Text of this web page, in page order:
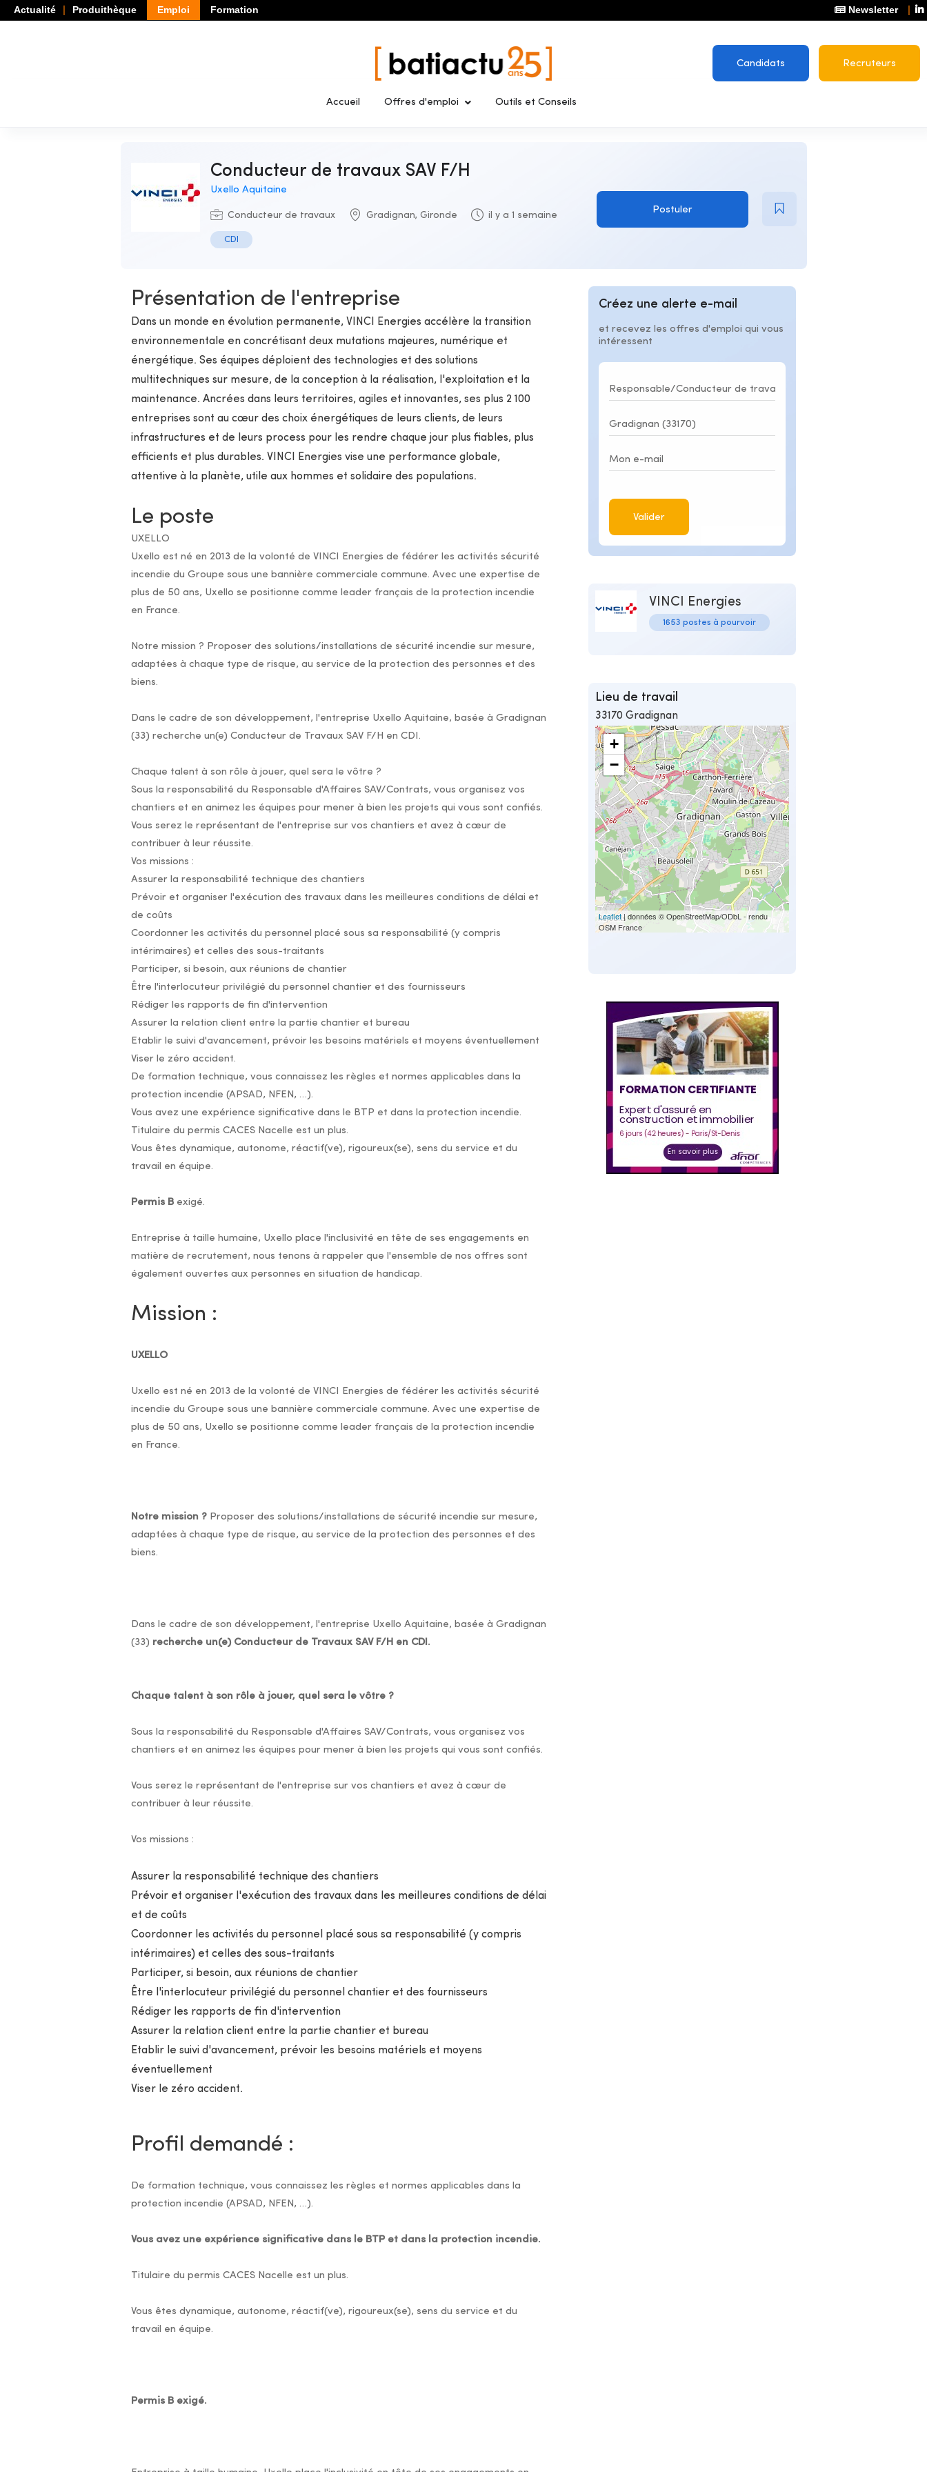
Actualité Produithèque Emploi Formation Newsletter
Candidats Recruteurs
Accueil Offres d'emploi Outils et Conseils
Conducteur de travaux SAV F/H
Uxello Aquitaine
Conducteur de travaux Gradignan, Gironde il y a 1 semaine
CDI
Postuler
Présentation de l'entreprise
Dans un monde en évolution permanente, VINCI Energies accélère la transition
environnementale en concrétisant deux mutations majeures, numérique et
énergétique. Ses équipes déploient des technologies et des solutions
multitechniques sur mesure, de la conception à la réalisation, l'exploitation et la
maintenance. Ancrées dans leurs territoires, agiles et innovantes, ses plus 2 100
entreprises sont au cœur des choix énergétiques de leurs clients, de leurs
infrastructures et de leurs process pour les rendre chaque jour plus fiables, plus
efficients et plus durables. VINCI Energies vise une performance globale,
attentive à la planète, utile aux hommes et solidaire des populations.
Le poste
UXELLO
Uxello est né en 2013 de la volonté de VINCI Energies de fédérer les activités sécurité
incendie du Groupe sous une bannière commerciale commune. Avec une expertise de
plus de 50 ans, Uxello se positionne comme leader français de la protection incendie
en France.
Notre mission ? Proposer des solutions/installations de sécurité incendie sur mesure,
adaptées à chaque type de risque, au service de la protection des personnes et des
biens.
Dans le cadre de son développement, l'entreprise Uxello Aquitaine, basée à Gradignan
(33) recherche un(e) Conducteur de Travaux SAV F/H en CDI.
Chaque talent à son rôle à jouer, quel sera le vôtre ?
Sous la responsabilité du Responsable d'Affaires SAV/Contrats, vous organisez vos
chantiers et en animez les équipes pour mener à bien les projets qui vous sont confiés.
Vous serez le représentant de l'entreprise sur vos chantiers et avez à cœur de
contribuer à leur réussite.
Vos missions :
Assurer la responsabilité technique des chantiers
Prévoir et organiser l'exécution des travaux dans les meilleures conditions de délai et
de coûts
Coordonner les activités du personnel placé sous sa responsabilité (y compris
intérimaires) et celles des sous-traitants
Participer, si besoin, aux réunions de chantier
Être l'interlocuteur privilégié du personnel chantier et des fournisseurs
Rédiger les rapports de fin d'intervention
Assurer la relation client entre la partie chantier et bureau
Etablir le suivi d'avancement, prévoir les besoins matériels et moyens éventuellement
Viser le zéro accident.
De formation technique, vous connaissez les règles et normes applicables dans la
protection incendie (APSAD, NFEN, …).
Vous avez une expérience significative dans le BTP et dans la protection incendie.
Titulaire du permis CACES Nacelle est un plus.
Vous êtes dynamique, autonome, réactif(ve), rigoureux(se), sens du service et du
travail en équipe.
Permis Bexigé.
Entreprise à taille humaine, Uxello place l'inclusivité en tête de ses engagements en
matière de recrutement, nous tenons à rappeler que l'ensemble de nos offres sont
également ouvertes aux personnes en situation de handicap.
Mission :
UXELLO
Uxello est né en 2013 de la volonté de VINCI Energies de fédérer les activités sécurité
incendie du Groupe sous une bannière commerciale commune. Avec une expertise de
plus de 50 ans, Uxello se positionne comme leader français de la protection incendie
en France.
Notre mission ?Proposer des solutions/installations de sécurité incendie sur mesure,
adaptées à chaque type de risque, au service de la protection des personnes et des
biens.
Dans le cadre de son développement, l'entreprise Uxello Aquitaine, basée à Gradignan
(33) recherche un(e) Conducteur de Travaux SAV F/H en CDI.
Chaque talent à son rôle à jouer, quel sera le vôtre ?
Sous la responsabilité du Responsable d'Affaires SAV/Contrats, vous organisez vos
chantiers et en animez les équipes pour mener à bien les projets qui vous sont confiés.
Vous serez le représentant de l'entreprise sur vos chantiers et avez à cœur de
contribuer à leur réussite.
Vos missions :
Assurer la responsabilité technique des chantiers
Prévoir et organiser l'exécution des travaux dans les meilleures conditions de délai
et de coûts
Coordonner les activités du personnel placé sous sa responsabilité (y compris
intérimaires) et celles des sous-traitants
Participer, si besoin, aux réunions de chantier
Être l'interlocuteur privilégié du personnel chantier et des fournisseurs
Rédiger les rapports de fin d'intervention
Assurer la relation client entre la partie chantier et bureau
Etablir le suivi d'avancement, prévoir les besoins matériels et moyens
éventuellement
Viser le zéro accident.
Profil demandé :
De formation technique, vous connaissez les règles et normes applicables dans la
protection incendie (APSAD, NFEN, …).
Vous avez une expérience significative dans le BTP et dans la protection incendie.
Titulaire du permis CACES Nacelle est un plus.
Vous êtes dynamique, autonome, réactif(ve), rigoureux(se), sens du service et du
travail en équipe.
Permis Bexigé.
Créez une alerte e-mail
et recevez les offres d'emploi qui vous
intéressent
Valider
VINCI Energies
1653 postes à pourvoir
Lieu de travail
33170 Gradignan
+
−
Leaflet| données © OpenStreetMap/ODbL - rendu
OSM France